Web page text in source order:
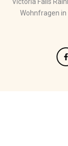
Wohnfragen